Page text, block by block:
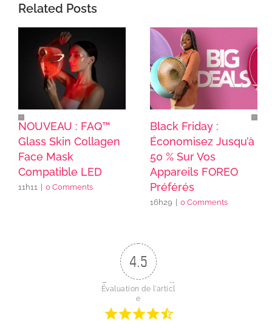
Related Posts
NOUVEAU : FAQ™
Glass Skin Collagen
Face Mask
Compatible LED
11h11 0 Comments
Black Friday :
Économisez Jusqu’à
50 % Sur Vos
Appareils FOREO
Préférés
16h29 0 Comments
4.5
Évaluation de l'articl
e